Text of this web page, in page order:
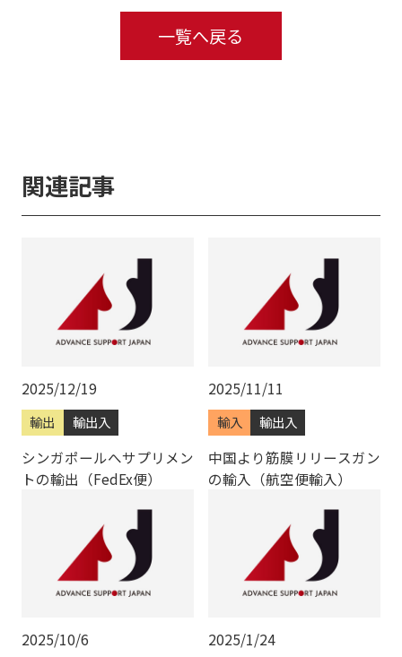
一覧へ戻る
関連記事
2025/12/19
輸出 輸出入
シンガポールへサプリメン
トの輸出（FedEx便）
2025/11/11
輸入 輸出入
中国より筋膜リリースガン
の輸入（航空便輸入）
2025/10/6 2025/1/24